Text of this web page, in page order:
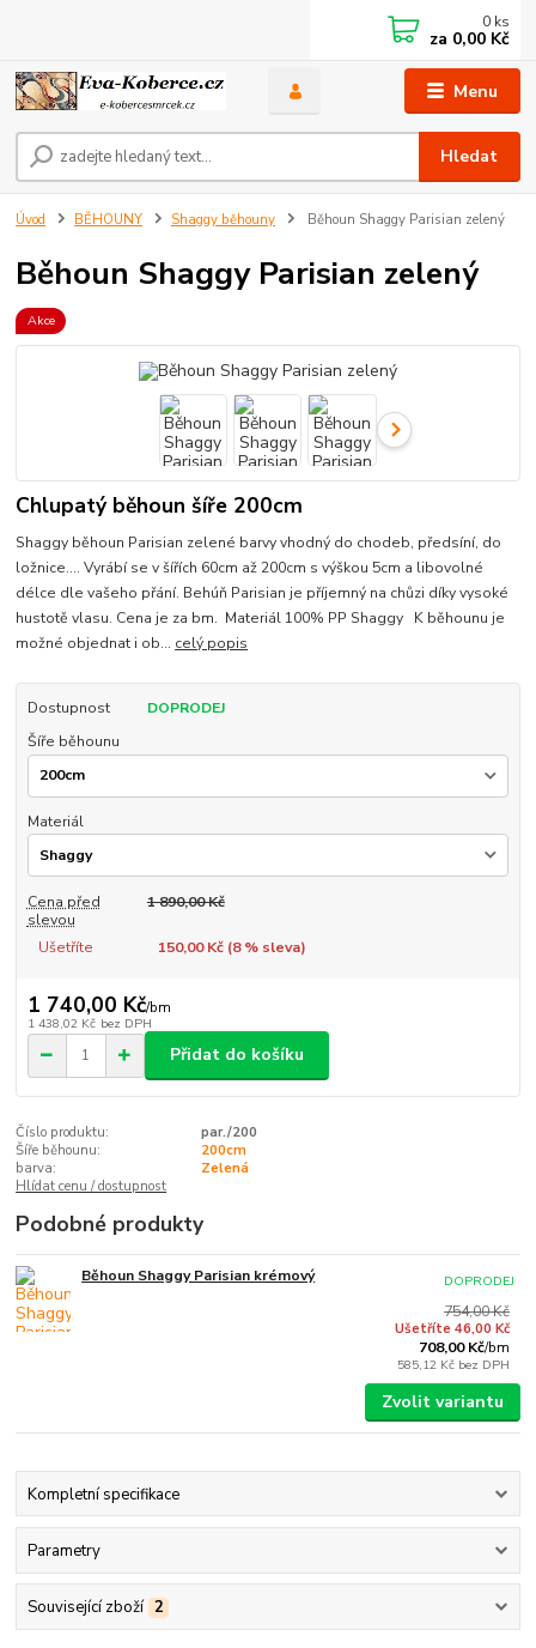
Menu
Hledat
0 ks
za 0,00 Kč
Úvod BĚHOUNY Shaggy běhouny Běhoun Shaggy Parisian zelený
Běhoun Shaggy Parisian zelený
Akce
Chlupatý běhoun šíře 200cm
Shaggy běhoun Parisian zelené barvy vhodný do chodeb, předsíní, do
ložnice.... Vyrábí se v šířích 60cm až 200cm s výškou 5cm a libovolné
délce dle vašeho přání. Behúň Parisian je příjemný na chůzi díky vysoké
hustotě vlasu. Cena je za bm. Materiál 100% PP Shaggy K běhounu je
možné objednat i ob... celý popis
Dostupnost
DOPRODEJ
Šíře běhounu
Materiál
Cena před
slevou
1 890,00 Kč
Ušetříte 150,00 Kč (8% sleva)
1 740,00 Kč/bm
1 438,02 Kč bez DPH
Přidat do košíku
Číslo produktu:
par./200
Šíře běhounu:
200cm
barva:
Zelená
Hlídat cenu / dostupnost
Podobné produkty
Běhoun Shaggy Parisian krémový
754,00 Kč
Ušetříte 46,00 Kč
708,00 Kč/bm
585,12 Kč bez DPH
DOPRODEJ
Zvolit variantu
Kompletní specifikace
Parametry
Související zboží 2